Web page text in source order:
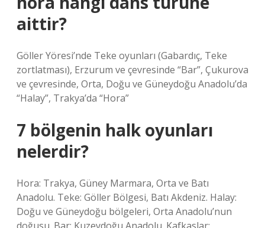
aittir?
Göller Yöresi’nde Teke oyunları (Gabardıç, Teke
zortlatması), Erzurum ve çevresinde “Bar”, Çukurova
ve çevresinde, Orta, Doğu ve Güneydoğu Anadolu’da
“Halay”, Trakya’da “Hora”
7 bölgenin halk oyunları
nelerdir?
Hora: Trakya, Güney Marmara, Orta ve Batı
Anadolu. Teke: Göller Bölgesi, Batı Akdeniz. Halay:
Doğu ve Güneydoğu bölgeleri, Orta Anadolu’nun